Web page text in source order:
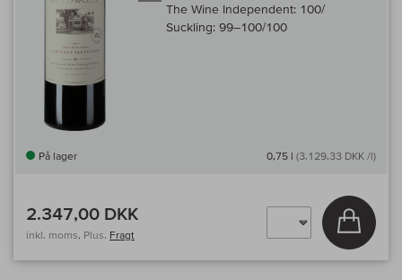
The Wine Independent: 100/
Suckling: 99–100/100
På lager 0,75 l (3.129,33 DKK /l)
2.347,00 DKK
inkl. moms, Plus. Fragt
Læg i